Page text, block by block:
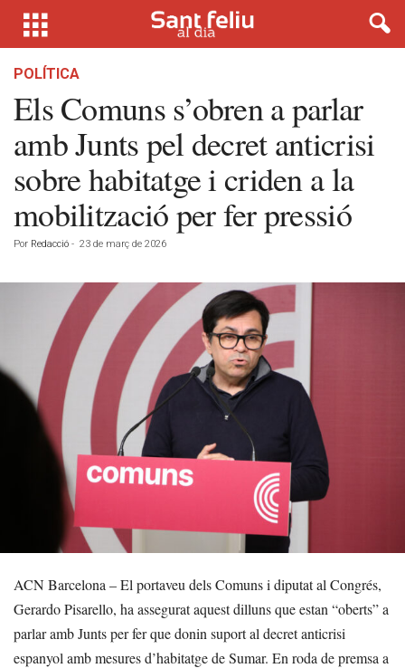
POLÍTICA
Els Comuns s’obren a parlar
amb Junts pel decret anticrisi
sobre habitatge i criden a la
mobilització per fer pressió
Por Redacció - 23 de març de 2026
ACN Barcelona – El portaveu dels Comuns i diputat al Congrés,
Gerardo Pisarello, ha assegurat aquest dilluns que estan “oberts” a
parlar amb Junts per fer que donin suport al decret anticrisi
espanyol amb mesures d’habitatge de Sumar. En roda de premsa a